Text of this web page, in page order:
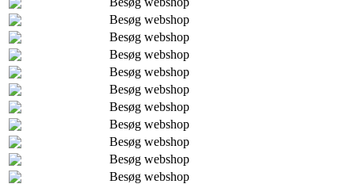
Besøg webshop
Besøg webshop
Besøg webshop
Besøg webshop
Besøg webshop
Besøg webshop
Besøg webshop
Besøg webshop
Besøg webshop
Besøg webshop